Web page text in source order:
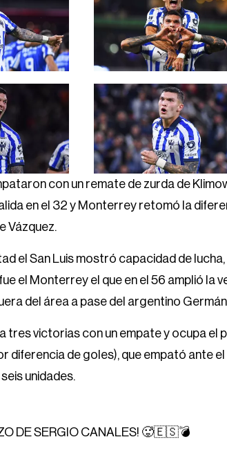
con un remate de zurda de
en el 32 y Monterrey retomó la
Vázquez.
el San Luis mostró capacidad de
el Monterrey el que en el 56 amplió la
del área a pase del argentino
tres victorias con un empate y ocupa el
diferencia de goles), que empató ante el
unidades.
DE SERGIO CANALES! 🥵🇪🇸💣